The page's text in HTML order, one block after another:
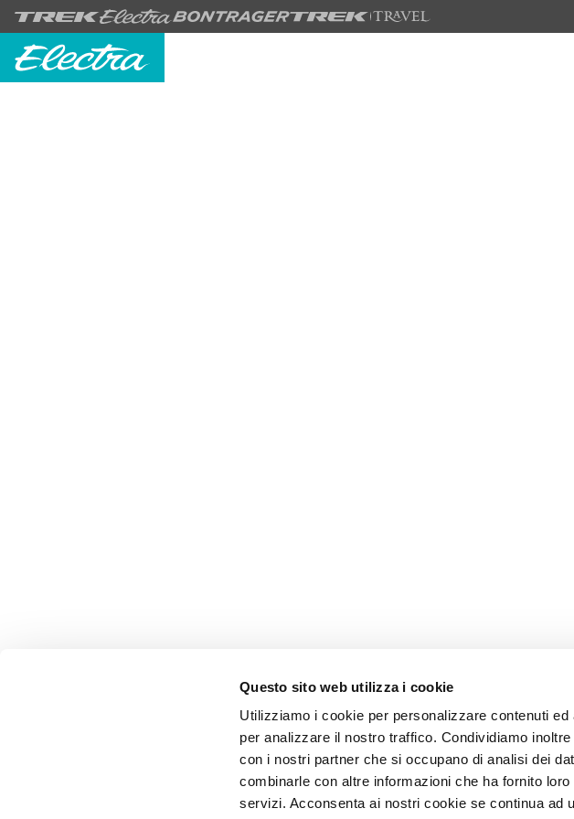
Questo sito web utilizza i cookie
Utilizziamo i cookie per personalizzare contenuti
per analizzare il nostro traffico. Condividiamo
con i nostri partner che si occupano di analisi dei
combinarle con altre informazioni che ha fornito
servizi. Acconsenta ai nostri cookie se continua ad